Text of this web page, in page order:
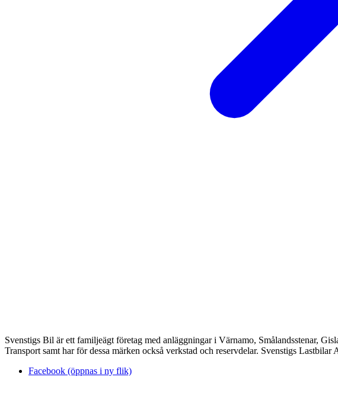
Svenstigs Bil är ett familjeägt företag med anläggningar i Värnamo, Smålandsstenar,
Transport samt har för dessa märken också verkstad och reservdelar. Svenstigs
Facebook (öppnas i ny flik)